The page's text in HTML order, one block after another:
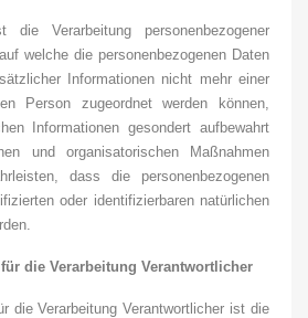
die Verarbeitung personenbezogener
welche die personenbezogenen Daten
Informationen nicht mehr einer
Person zugeordnet werden können,
Informationen gesondert aufbewahrt
und organisatorischen Maßnahmen
dass die personenbezogenen
oder identifizierbaren natürlichen
die Verarbeitung Verantwortlicher
die Verarbeitung Verantwortlicher ist die